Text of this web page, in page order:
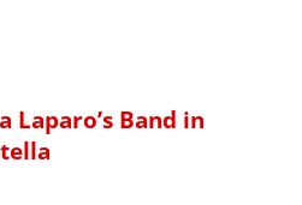
Laparo’s Band in